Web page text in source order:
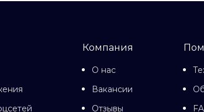
Компания
О нас
Вакансии
Отзывы